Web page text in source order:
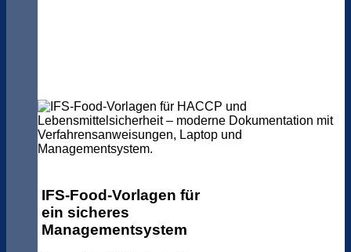
IFS-Food-Vorlagen für
ein sicheres
Managementsystem